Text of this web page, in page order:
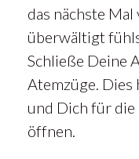
das nächste
überwältigt
Schließe Deine
Atemzüge.
und Dich für
öffnen.